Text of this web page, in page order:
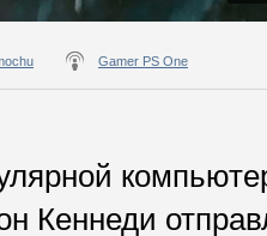
Gamer PS One
Кеннеди